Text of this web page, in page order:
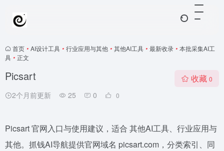
首页 • AI设计工具 • 行业应用与其他 • 其他AI工具 • 最新收录 • 本批采集AI工
具 • 正文
Picsart
2个月前更新 25 0 0
收藏 0
Picsart 官网入口与使用建议，适合 其他AI工具、行业应用与
其他。抓钱AI导航提供官网域名 picsart.com，分类索引、同